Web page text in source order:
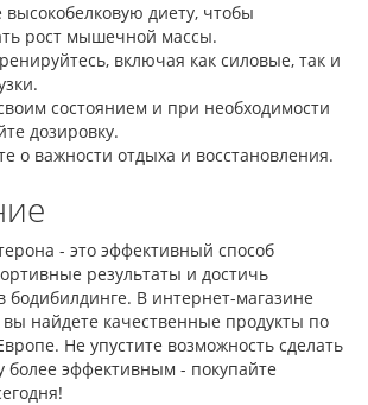
диету, чтобы
рост мышечной массы.
включая как силовые, так и
состоянием и при необходимости
дозировку.
о важности отдыха и восстановления.
- это эффективный способ
результаты и достичь
В интернет-магазине
вы найдете качественные продукты по
Не упустите возможность сделать
более эффективным - покупайте